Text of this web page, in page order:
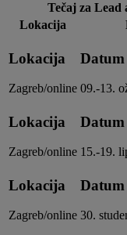
Tečaj za Lead
Lokacija
Lokacija
Zagreb/online
Datum
09.-13.
Lokacija
Zagreb/online
Datum
15.-19.
Lokacija
Zagreb/online
Datum
30.